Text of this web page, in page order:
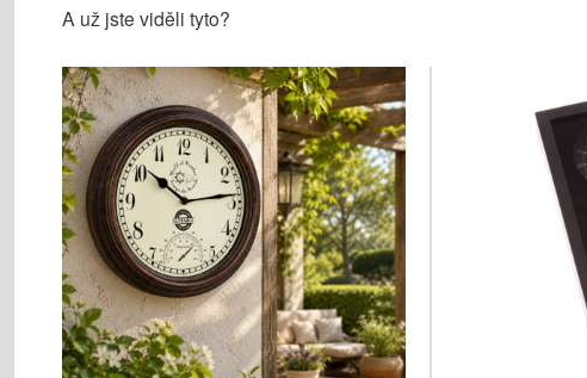
A už jste viděli tyto?